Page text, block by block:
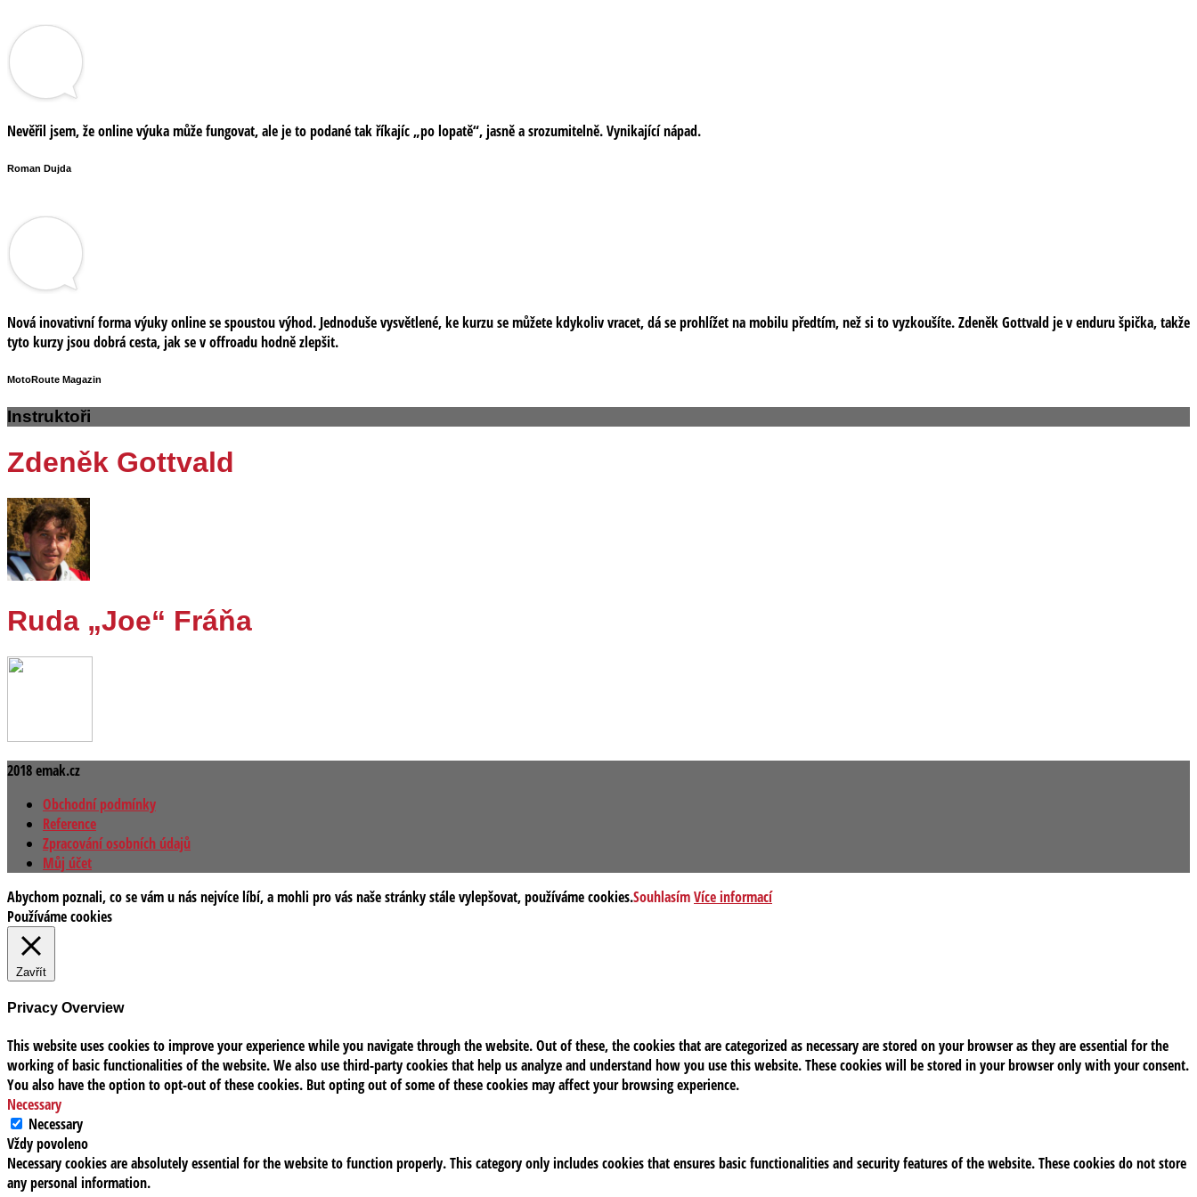
Nevěřil jsem, že online výuka může fungovat, ale je to podané tak říkajíc „po lopatě“, jasně a srozumitelně. Vynikající nápad.
Roman Dujda
Nová inovativní forma výuky online se spoustou výhod. Jednoduše vysvětlené, ke kurzu se můžete kdykoliv vracet, dá se prohlížet na mobilu předtím, než si to vyzkoušíte. Zdeněk Gottvald je v enduru špička, takže
tyto kurzy jsou dobrá cesta, jak se v offroadu hodně zlepšit.
MotoRoute Magazin
Instruktoři
Zdeněk Gottvald
Ruda „Joe“ Fráňa
2018 emak.cz
Obchodní podmínky
Reference
Zpracování osobních údajů
Můj účet
Abychom poznali, co se vám u nás nejvíce líbí, a mohli pro vás naše stránky stále vylepšovat, používáme cookies.SouhlasímVíce informací
Používáme cookies
Zavřít
Privacy Overview
This website uses cookies to improve your experience while you navigate through the website. Out of these, the cookies that are categorized as necessary are stored on your browser as they are essential for the
working of basic functionalities of the website. We also use third-party cookies that help us analyze and understand how you use this website. These cookies will be stored in your browser only with your consent.
You also have the option to opt-out of these cookies. But opting out of some of these cookies may affect your browsing experience.
Necessary
Necessary
Vždy povoleno
Necessary cookies are absolutely essential for the website to function properly. This category only includes cookies that ensures basic functionalities and security features of the website. These cookies do not store
any personal information.